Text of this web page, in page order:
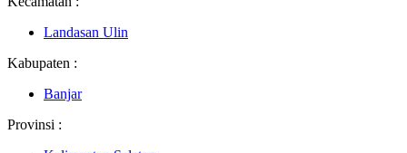
Landasan Ulin
Kabupaten :
Banjar
Provinsi :